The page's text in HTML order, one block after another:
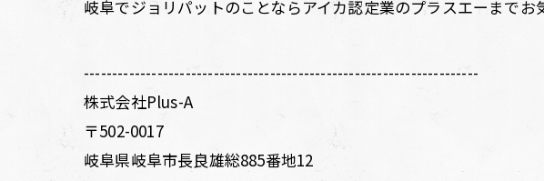
岐阜でジョリパットのことならアイカ認定業のプラスエーまでお
----------------------------------------------------------------------
株式会社Plus-A
〒502-0017
岐阜県岐阜市長良雄総885番地12